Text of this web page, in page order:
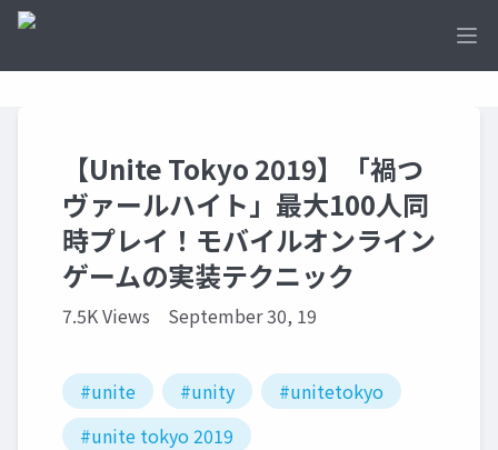
【Unite Tokyo 2019】「禍つ
ヴァールハイト」最大100人同
時プレイ！モバイルオンライン
ゲームの実装テクニック
7.5K Views September 30, 19
#unite #unity
#unitetokyo
#unite tokyo 2019